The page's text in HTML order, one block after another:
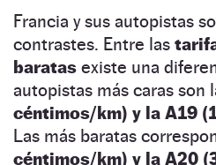
Francia y sus autopistas
contrastes. Entre las
baratas existe una
autopistas más caras son
céntimos/km) y la A19
Las más baratas
céntimos/km) y la A20